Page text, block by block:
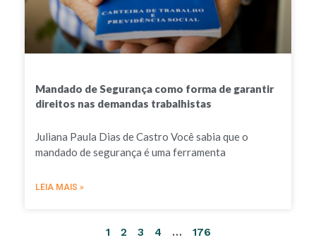
Mandado de Segurança como forma de garantir
direitos nas demandas trabalhistas
Juliana Paula Dias de Castro Você sabia que o
mandado de segurança é uma ferramenta
LEIA MAIS »
1 2 3 4 … 176